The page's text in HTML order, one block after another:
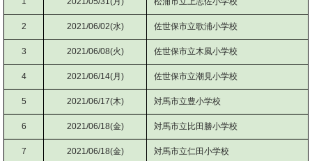
2 2021/06/02(水) 佐世保市立歌浦小学校
3 2021/06/08(火) 佐世保市立木風小学校
4 2021/06/14(月) 佐世保市立潮見小学校
5 2021/06/17(木) 対馬市立豊小学校
6 2021/06/18(金) 対馬市立比田勝小学校
7 2021/06/18(金) 対馬市立仁田小学校